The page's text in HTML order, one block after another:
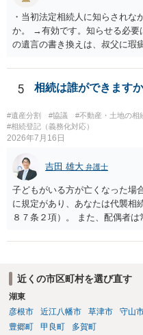
・当初法定相続人に知らされな
か。 →有効です。知らせる必要
の遺言の書き換えは、叔父に
ますか。 →本人が自由に決めら
です。客観的な基準もありま
することはできますか。 →分
ないということでしょうか。遺
と拒否することはできます。理
5 相続は誰ができますか
#遺産分割 #協議 #不動産・土地の相
#相続登記（義務化対応）
2026年7月16日
吉田 雄大 弁護士
子どもがいる方が亡くなった場
に規定があり、あなたは代襲相
８７条２項）。 また、配偶者
も相続権があります。つまり、
近くの市区町村を選び直す
湖東
彦根市
近江八幡市 草津市 守山
豊郷町
甲良町 多賀町